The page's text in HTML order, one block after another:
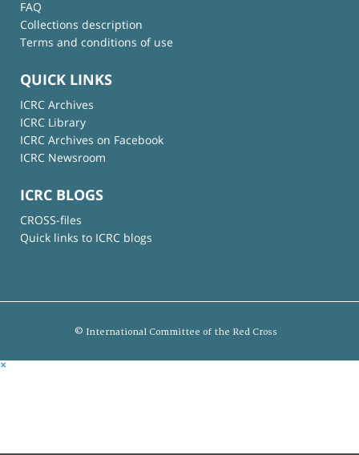
FAQ
Collections description
Terms and conditions of use
QUICK LINKS
ICRC Archives
ICRC Library
ICRC Archives on Facebook
ICRC Newsroom
ICRC BLOGS
CROSS-files
Quick links to ICRC blogs
© International Committee of the Red Cross
×